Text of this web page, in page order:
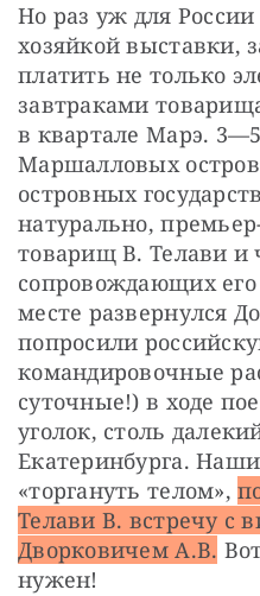
Но раз уж для
хозяйкой выставки,
платить не только
завтраками
в квартале Марэ.
Маршалловых
островных
натурально,
товарищ В. Телави и
сопровождающих
месте развернулся
попросили
командировочные
суточные!) в ходе
уголок, столь
Екатеринбурга.
«торгануть телом»,
Телави В. встречу с
Дворковичем А.В.
нужен!